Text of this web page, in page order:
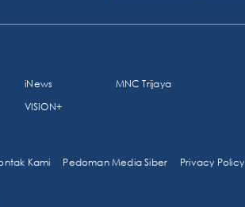
iNews
MNC Trijaya
VISION+
Kami Pedoman Media Siber Privacy Policy